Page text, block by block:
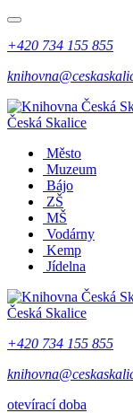
+420 734 155 855
Česká Skalice
Město
Muzeum
Bájo
ZŠ
MŠ
Vodárny
Kemp
Jídelna
Česká Skalice
+420 734 155 855
otevírací doba